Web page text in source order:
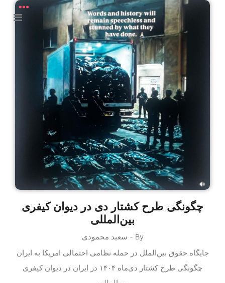
چگونگی طرح کشتار دی‌ در دیوان کیفری
بین‌المللی
By - سعید محمودی
جایگاه حقوق بین‌الملل در حمله نظامی احتمالی امریکا به ایران
چگونگی طرح کشتار دی‌ماه ۱۴۰۴ در ایران در دیوان کیفری